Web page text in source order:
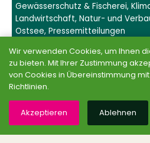
Gewässerschutz & Fischerei,
Landwirtschaft, Natur- und
Ostsee, Pressemitteilungen
Grüne MV auf
Wir verwenden Cookies, um Ihnen
zu bieten. Mit Ihrer Zustimmung
von Cookies in Übereinstimmung
Richtlinien.
Akzeptieren Ablehnen